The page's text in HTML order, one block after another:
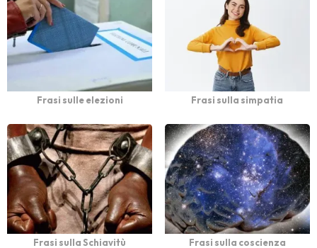
Frasi sulle elezioni Frasi sulla simpatia
Frasi sulla Schiavitù Frasi sulla coscienza